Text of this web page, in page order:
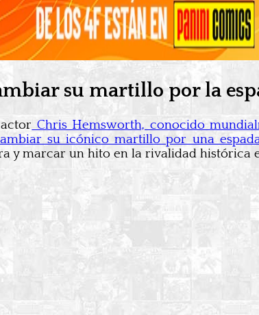
su martillo por la
Chris Hemsworth, conocido
su icónico martillo por una
y marcar un hito en la rivalidad histórica